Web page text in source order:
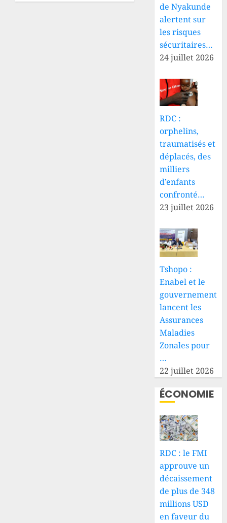
de Nyakunde
alertent sur
les risques
sécuritaires…
24 juillet 2026
RDC :
orphelins,
traumatisés et
déplacés, des
milliers
d’enfants
confronté…
23 juillet 2026
Tshopo :
Enabel et le
gouvernement
lancent les
Assurances
Maladies
Zonales pour
…
22 juillet 2026
ÉCONOMIE
RDC : le FMI
approuve un
décaissement
de plus de 348
millions USD
en faveur du